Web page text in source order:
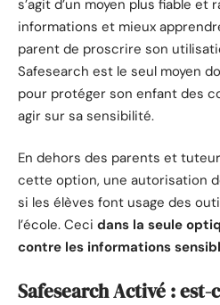
s’agit d’un moyen plus fiable et
informations et mieux
parent de proscrire son
Safesearch est le seul moyen
pour protéger son enfant des
agir sur sa sensibilité.
En dehors des parents et
cette option, une autorisation
si les élèves font usage des
l’école. Ceci dans la seule
contre les informations
Safesearch Activé : est-